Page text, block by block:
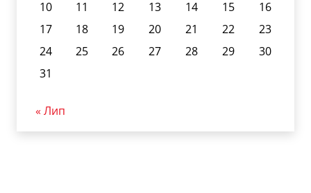
10
11 12 13 14 15
16
17
18 19 20 21 22
23
24
25 26 27 28 29
30
31
« Лип